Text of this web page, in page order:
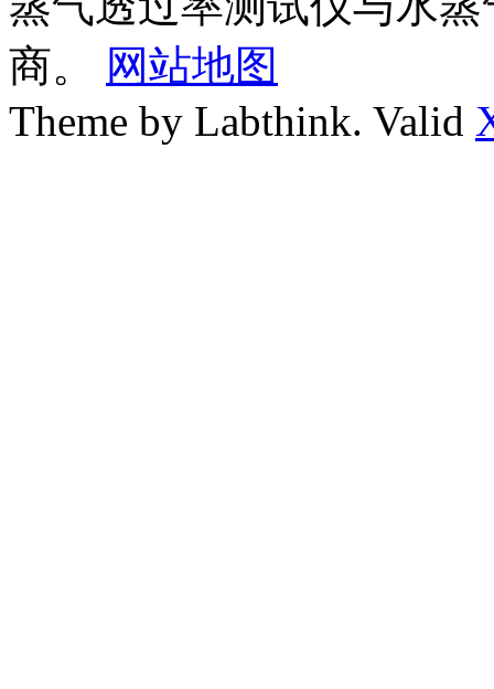
商。
网站地图
Theme by Labthink. Valid